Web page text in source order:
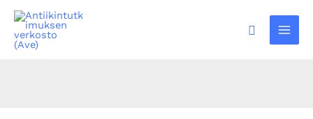
Siirry
sisältöön
Hae